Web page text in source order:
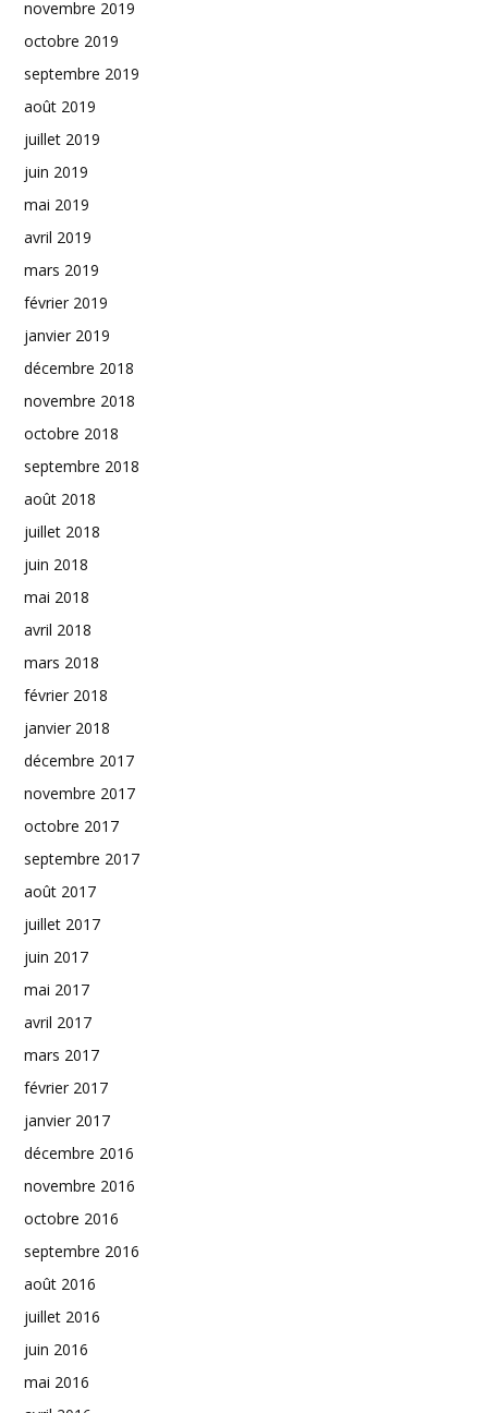
novembre 2019
octobre 2019
septembre 2019
août 2019
juillet 2019
juin 2019
mai 2019
avril 2019
mars 2019
février 2019
janvier 2019
décembre 2018
novembre 2018
octobre 2018
septembre 2018
août 2018
juillet 2018
juin 2018
mai 2018
avril 2018
mars 2018
février 2018
janvier 2018
décembre 2017
novembre 2017
octobre 2017
septembre 2017
août 2017
juillet 2017
juin 2017
mai 2017
avril 2017
mars 2017
février 2017
janvier 2017
décembre 2016
novembre 2016
octobre 2016
septembre 2016
août 2016
juillet 2016
juin 2016
mai 2016